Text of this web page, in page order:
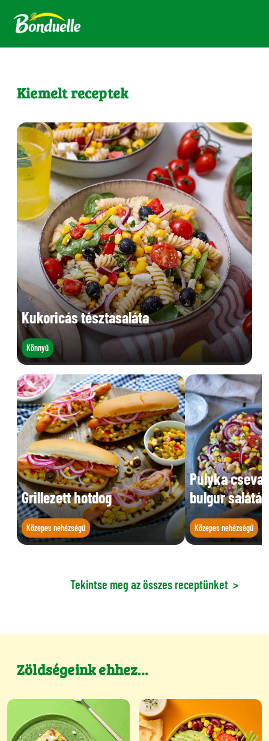
Kiemelt receptek
Kukoricás tésztasaláta
Könnyű
Grillezett hotdog
Közepes nehézségű
Pulyka
bulgur
Közepes nehézségű
Tekintse meg az összes receptünket >
Zöldségeink ehhez…